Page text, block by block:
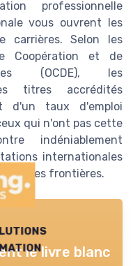
professionnelle
vous ouvrent les
carrières. Selon les
Coopération et de
(OCDE), les
titres accrédités
d'un taux d'emploi
qui n'ont pas cette
indéniablement
internationales
des frontières.
le livre blanc